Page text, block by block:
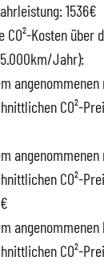
1536€
CO²-Kosten über
Jahr):
CO²-
CO²-
angenommenen
CO²-